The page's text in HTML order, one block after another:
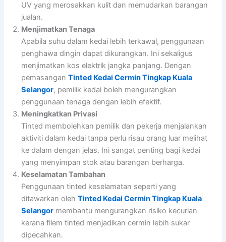
UV yang merosakkan kulit dan memudarkan barangan
jualan.
Menjimatkan Tenaga
Apabila suhu dalam kedai lebih terkawal, penggunaan
penghawa dingin dapat dikurangkan. Ini sekaligus
menjimatkan kos elektrik jangka panjang. Dengan
pemasanganTinted Kedai Cermin Tingkap Kuala
Selangor, pemilik kedai boleh mengurangkan
penggunaan tenaga dengan lebih efektif.
Meningkatkan Privasi
Tinted membolehkan pemilik dan pekerja menjalankan
aktiviti dalam kedai tanpa perlu risau orang luar melihat
ke dalam dengan jelas. Ini sangat penting bagi kedai
yang menyimpan stok atau barangan berharga.
Keselamatan Tambahan
Penggunaan tinted keselamatan seperti yang
ditawarkan olehTinted Kedai Cermin Tingkap Kuala
Selangor membantu mengurangkan risiko kecurian
kerana filem tinted menjadikan cermin lebih sukar
dipecahkan.